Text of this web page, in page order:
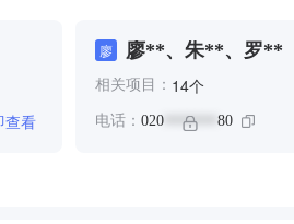
查看
廖 廖**、朱**、罗**
相关项目： 14个
电话： 020******* 80